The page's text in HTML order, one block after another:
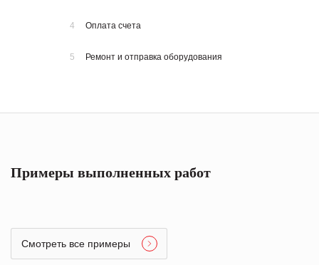
4 Оплата счета
5 Ремонт и отправка оборудования
Примеры выполненных работ
Смотреть все примеры